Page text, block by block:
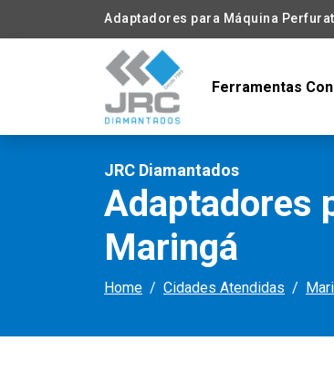
Adaptadores para Máquina
Ferramentas
JRC Diamantados
Adaptadores
Maringá
Home Cidades Atendidas